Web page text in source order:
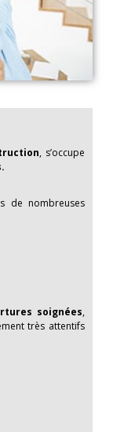
, s’occupe
de nombreuses
soignées,
très attentifs